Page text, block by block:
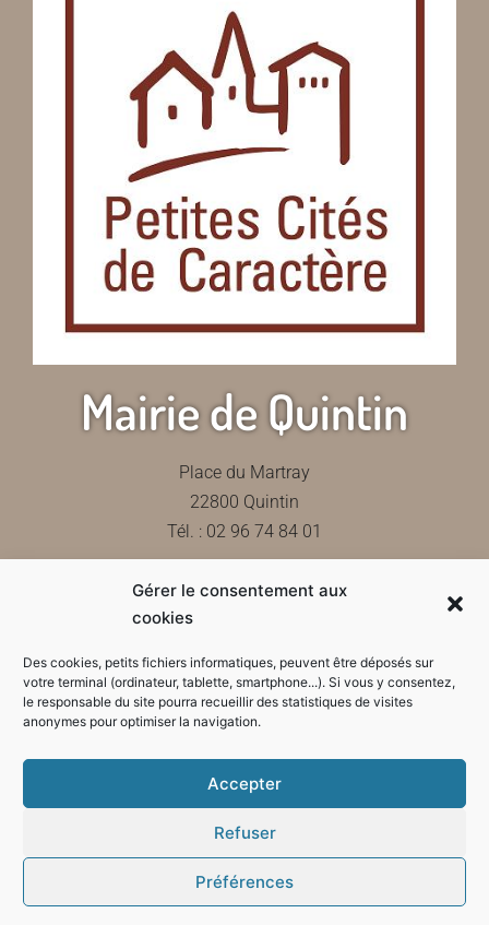
Gérer le consentement aux
cookies
Des cookies, petits fichiers informatiques, peuvent être déposés sur
votre terminal (ordinateur, tablette, smartphone...). Si vous y consentez,
le responsable du site pourra recueillir des statistiques de visites
anonymes pour optimiser la navigation.
Accepter
Refuser
Préférences
Mairie de Quintin
Place du Martray
22800 Quintin
Tél. : 02 96 74 84 01
Contactez-nous
Horaires d'ouverture de la mairie
Mode sombre :